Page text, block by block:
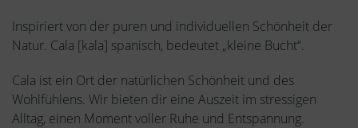
Inspiriert von der puren und individuellen Schönheit der
Natur. Cala [kala] spanisch, bedeutet „kleine Bucht“.
Cala ist ein Ort der natürlichen Schönheit und des
Wohlfühlens. Wir bieten dir eine Auszeit im stressigen
Alltag, einen Moment voller Ruhe und Entspannung.